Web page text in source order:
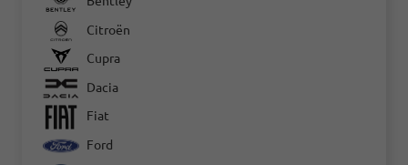
Citroën
Cupra
Dacia
Fiat
Ford